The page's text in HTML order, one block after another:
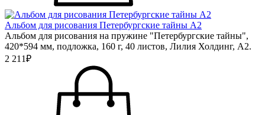
Альбом для рисования Петербургские тайны А2
Альбом для рисования на пружине "Петербургские тайны",
420*594 мм, подложка, 160 г, 40 листов, Лилия Холдинг, А2.
2 211₽